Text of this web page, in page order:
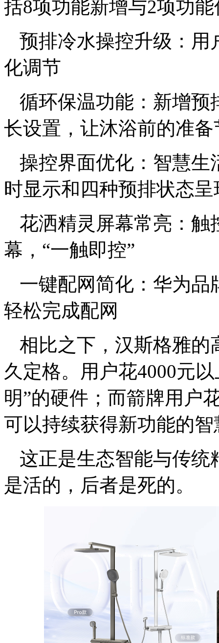
括8项功能新增与2项功
预排冷水操控升级：用
化调节
循环保温功能：新增预
长设置，让沐浴前的准
操控界面优化：智慧生
时显示和四种预排状态呈
花洒精灵屏幕常亮：触
幕，“一触即控”
一键配网简化：华为品
轻松完成配网
相比之下，汉斯格雅的
久定格。用户花4000元
明”的硬件；而箭牌用户
可以持续获得新功能的
这正是生态智能与传统
是活的，后者是死的。